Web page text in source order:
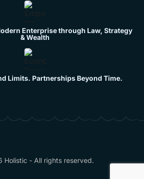
Enterprise through Law, Strategy
& Wealth
Limits. Partnerships Beyond Time.
Holistic - All rights reserved.